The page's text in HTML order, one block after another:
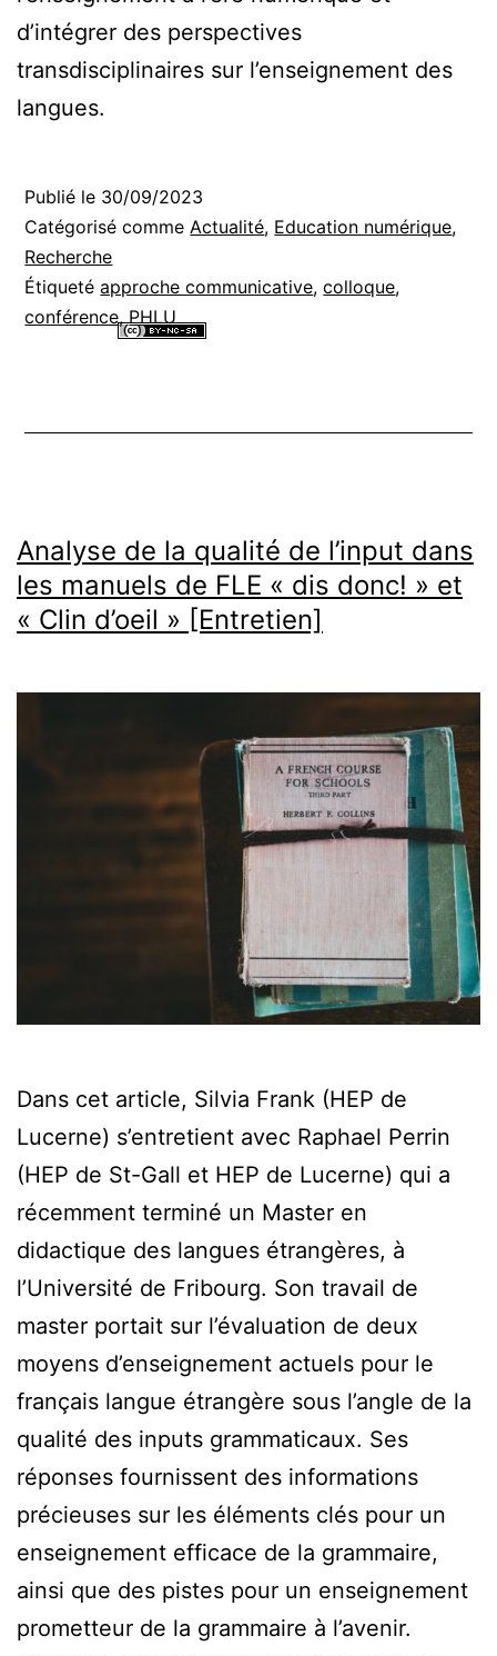
d’intégrer des perspectives
transdisciplinaires sur l’enseignement des
langues.
Publié le 30/09/2023
Catégorisé comme Actualité, Education numérique,
Recherche
Étiquetéapproche communicative,colloque,
conférence, PHLU
Analyse de la qualité de l’input dans
les manuels de FLE « dis donc! » et
« Clin d’oeil » [Entretien]
Dans cet article, Silvia Frank (HEP de
Lucerne) s’entretient avec Raphael Perrin
(HEP de St-Gall et HEP de Lucerne) qui a
récemment terminé un Master en
didactique des langues étrangères, à
l’Université de Fribourg. Son travail de
master portait sur l’évaluation de deux
moyens d’enseignement actuels pour le
français langue étrangère sous l’angle de la
qualité des inputs grammaticaux. Ses
réponses fournissent des informations
précieuses sur les éléments clés pour un
enseignement efficace de la grammaire,
ainsi que des pistes pour un enseignement
prometteur de la grammaire à l’avenir.